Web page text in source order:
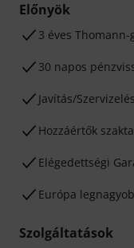
Előnyök
3 éves Thomann-
30 napos
Javítás/Szervizelés
Hozzáértők
Elégedettségi
Európa
Szolgáltatások